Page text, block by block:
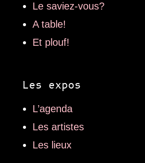
Le saviez-vous?
A table!
Et plouf!
Les expos
L’agenda
Les artistes
Les lieux